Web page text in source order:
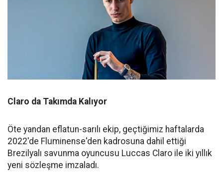
Claro da Takımda Kalıyor
Öte yandan eflatun-sarılı ekip, geçtiğimiz haftalarda
2022'de Fluminense'den kadrosuna dahil ettiği
Brezilyalı savunma oyuncusu Luccas Claro ile iki yıllık
yeni sözleşme imzaladı.